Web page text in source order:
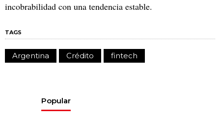
incobrabilidad con una tendencia estable.
TAGS
Argentina Crédito fintech
Popular